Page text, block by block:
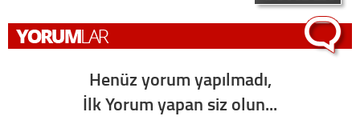
Henüz yorum yapılmadı,
İlk Yorum yapan siz olun...